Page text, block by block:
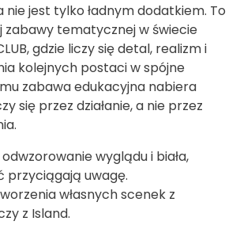
nie jest tylko ładnym dodatkiem. To
zabawy tematycznej w świecie
gdzie liczy się detal, realizm i
kolejnych postaci w spójne
zabawa edukacyjna nabiera
się przez działanie, a nie przez
wyglądu i biała,
przyciągają uwagę.
własnych scenek z
z Island.